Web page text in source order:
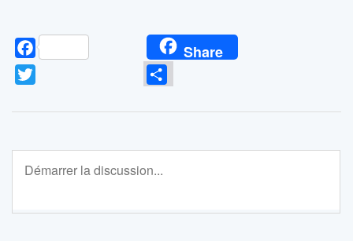
Facebook Share
Partager